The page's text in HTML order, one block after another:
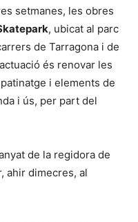
setmanes, les obres
, ubicat al parc
de Tarragona i de
és renovar les
i elements de
i ús, per part del
de la regidora de
ahir dimecres, al